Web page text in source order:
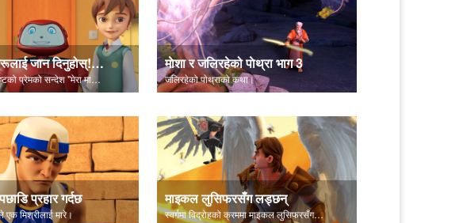
मेरा मानिसहरूलाई जान दिनुहोस्! - मुक्ति कविता
हाम्रो लागि ख्रीष्टको प्रेमको सन्देश "मेरा मानिसहरूलाई जान दिनुहोस्!" मा सेट गरियो।
माेशा र जलिरहेको पाेथ्रा भाग 3
जलिरहेको पाेथ्राको कथा।
प्रहार गर्दछ
एक मिश्रीलाई मारे।
माइकल लुसिफरसँग लड्छन्
स्वर्गमा विद्रोहको क्रममा माइकल लुसिफरसँग लड्छन्।